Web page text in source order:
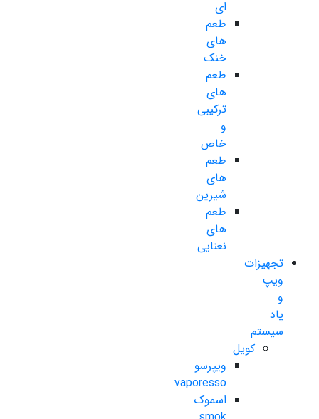
ای
طعم
های
خنک
طعم
های
ترکیبی
و
خاص
طعم
های
شیرین
طعم
های
نعنایی
تجهیزات
ویپ
و
پاد
سیستم
کویل
ویپرسو
vaporesso
اسموک